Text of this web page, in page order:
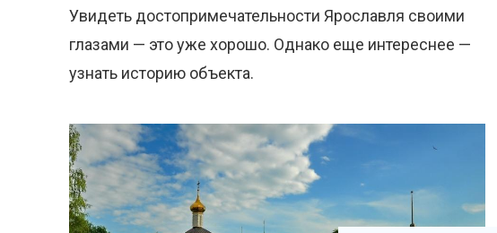
Увидеть достопримечательности Ярославля своими
глазами — это уже хорошо. Однако еще интереснее —
узнать историю объекта.